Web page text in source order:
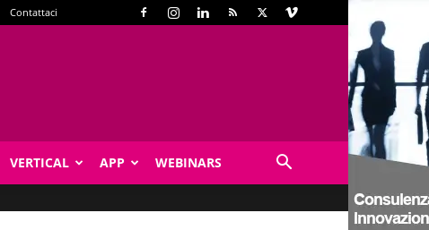
Contattaci
VERTICAL APP WEBINARS